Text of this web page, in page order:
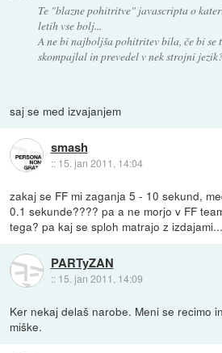
Te "blazne pohitritve" javascripta o
letih vse bolj...
A ne bi najboljša pohitritev bila, če bi se
skompajlal in prevedel v nek strojni
saj se med izvajanjem
smash
:: 15. jan 2011, 14:04
zakaj se FF mi zaganja 5 - 10 sekund,
0.1 sekunde???? pa a ne morjo v FF
tega? pa kaj se sploh matrajo z izdajami...
PARTyZAN
:: 15. jan 2011, 14:09
Ker nekaj delaš narobe. Meni se recimo
miške.